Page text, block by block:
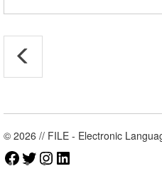
© 2026 // FILE - Electronic
Facebook
TwitterInstagram